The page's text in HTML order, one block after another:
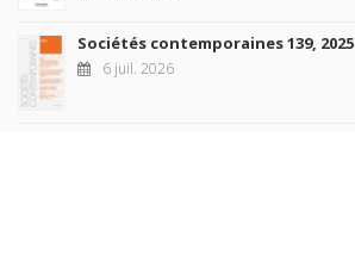
Sociétés contemporaines 139, 2025
6 juil. 2026